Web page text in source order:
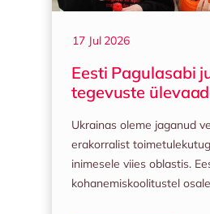
17 Jul 2026
Eesti Pagulasabi
tegevuste
Ukrainas oleme jaganud
erakorralist
inimesele viies oblastis.
kohanemiskoolitustel